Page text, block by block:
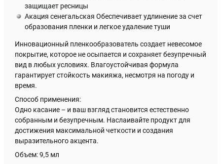
защищает ресницы
Акация сенегальская Обеспечивает удлинение за счет
образования пленки и легкое удаление туши
Инновационный пленкообразователь создает невесомое
покрытие, которое не осыпается и сохраняет безупречный
вид в любых условиях. Влагоустойчивая формула
гарантирует стойкость макияжа, несмотря на погоду и
время.
Способ применения:
Одно касание – и ваш взгляд становится естественно
собранным и безупречным. Наслаивайте продукт для
достижения максимальной четкости и создания
выразительного акцента.
Объем: 9,5 мл